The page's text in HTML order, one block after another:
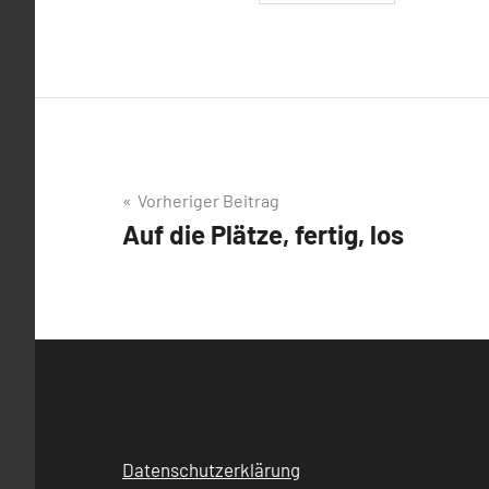
Beitragsnavigation
Vorheriger Beitrag
Auf die Plätze, fertig, los
Datenschutzerklärung